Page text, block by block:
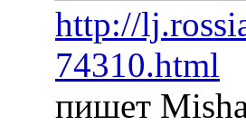
http://
74310.html
пишет